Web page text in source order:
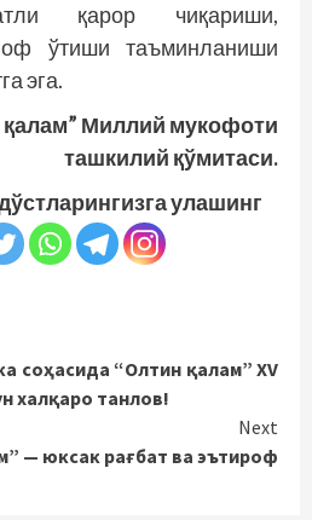
қарор чиқариши,
ўтиши таъминланиши
эга.
қалам” Миллий мукофоти
ташкилий қўмитаси.
улашинг
соҳасида “Олтин қалам” ХV
халқаро танлов!
Next
— юксак рағбат ва эътироф